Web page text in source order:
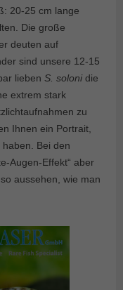
20-25 cm lange
Die große
deuten auf
sind unsere 12-15
lieben S. solonidie
extrem stark
zu
Ihnen ein Portrait,
Bei den
Augen-Effekt“ aber
aussehen, wie man